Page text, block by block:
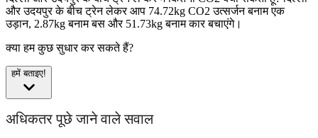
और उदयपुर के बीच ट्रेन लेकर आप 74.72kg CO2 उत्सर्जन बनाम एक
उड़ान, 2.87kg बनाम बस और 51.73kg बनाम कार बचाएंगे।
क्या हम कुछ सुधार कर सकते हैं?
हमें बताइए!
अधिकतर पूछे जाने वाले सवाल